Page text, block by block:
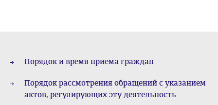
Порядок и время приема граждан
Порядок рассмотрения обращений с указанием
актов, регулирующих эту деятельность